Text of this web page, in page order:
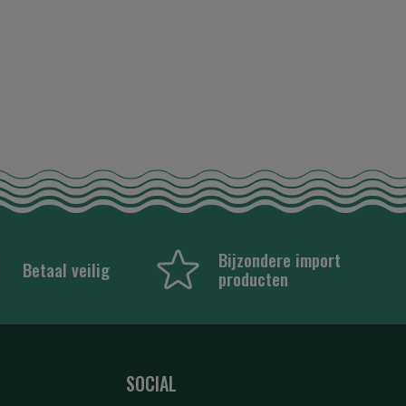
Betaal veilig Bijzondere import
producten
SOCIAL